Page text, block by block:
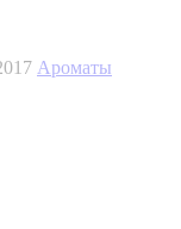
Ароматы